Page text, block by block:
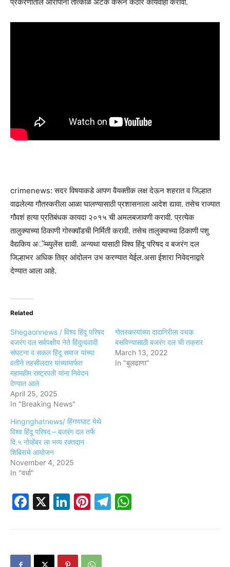
crimenews: सदर विषयाकडे आपण वैयक्तीक लक्ष देऊन शहरात व जिल्हात
वाढलेल्या गौतस्करीला आळा घालण्यासाठी प्रशासनाला आदेश द्यावा. तसेच राज्यात
गौवशं हत्या प्रतिबंधक कायदा २०१५ ची अमलबजावणी करावी. प्रत्येक
तालुक्याच्या ठिकाणी गोस्क्वॉडची निर्मिती करावी. तसेच तालुक्याच्या ठिकाणी पशु
वैद्यकिय अॅम्ब्युलेंस द्यावी. अन्यथा यासाठी विश्व हिंदू परिषद व बजरंग दल
जिल्हाभर अधिक तिव्र आंदोलन उभ करण्यात येईल.असा ईशारा निवेदनाद्वारे
देण्यात आला आहे.
Related
Shegaonnews / विश्व हिंदू परिषद
बजरंग दल सर्वपक्षीय नेते हिंदुत्ववादी
संघटना व सकल हिंदू समाज यांच्या
वतीने तहसीलदार यांच्यामार्फत
महामहीम राष्ट्रपती यांना निवेदन
देण्यात आले
April 25, 2025
In "Breaking News"
गोतस्करयांच्या दादागिरीला वचक
बसविण्यासाठी बजरंग दल ची तक्रार
March 13, 2022
In "बुलढाणा"
Hingnghatnews/ हिंगणघाट येथे
विश्व हिंदू परिषद – बजरंग दल तर्फे
दि.५ नोव्हेंबर ला भव्य रक्तदान
शिबिराचे आयोजन
November 4, 2025
In "वर्धा"
Facebook
X LinkedIn
Pinterest
Telegram